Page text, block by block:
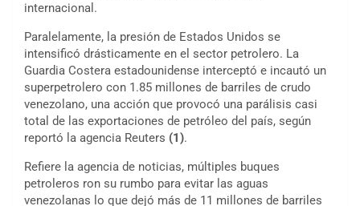
internacional.
Paralelamente, la presión de Estados Unidos se
intensificó drásticamente en el sector petrolero. La
Guardia Costera estadounidense interceptó e incautó un
superpetrolero con 1.85 millones de barriles de crudo
venezolano, una acción que provocó una parálisis casi
total de las exportaciones de petróleo del país, según
reportó la agencia Reuters (1).
Refiere la agencia de noticias, múltiples buques
petroleros ron su rumbo para evitar las aguas
venezolanas lo que dejó más de 11 millones de barriles